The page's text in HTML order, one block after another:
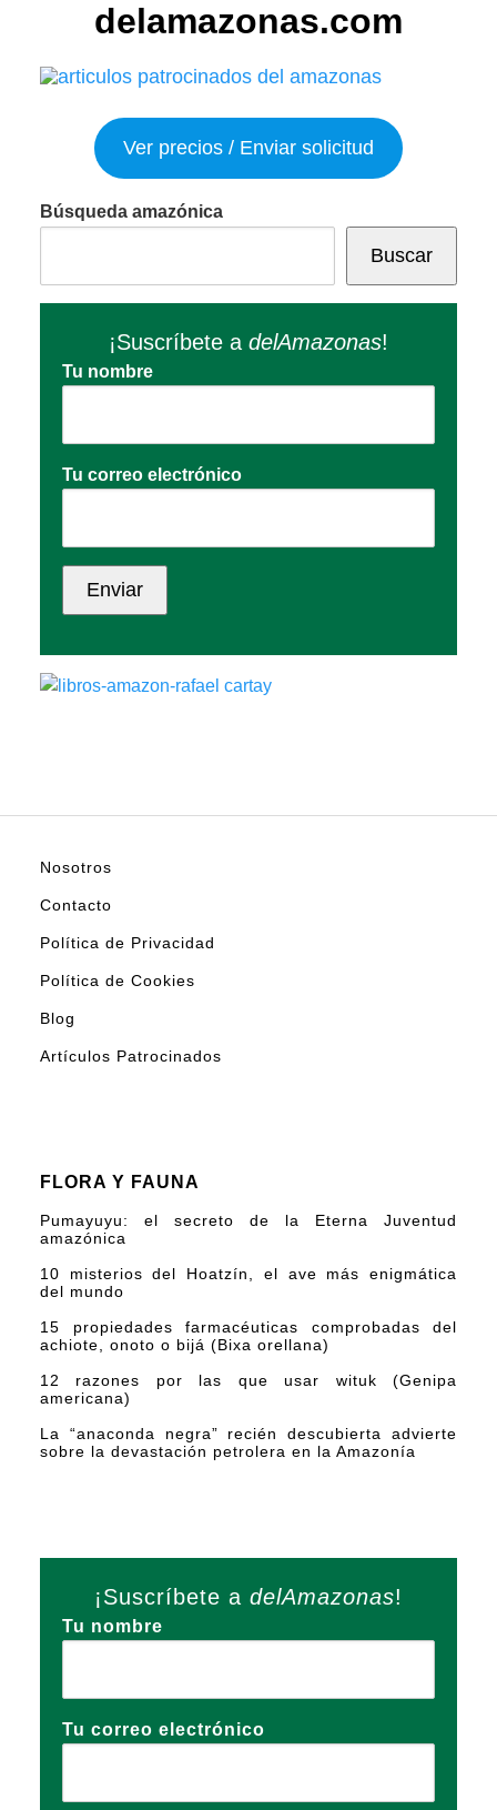
delamazonas.com
Ver precios / Enviar solicitud
Búsqueda amazónica
Buscar
¡Suscríbete a delAmazonas!
Tu nombre
Tu correo electrónico
Nosotros
Contacto
Política de Privacidad
Política de Cookies
Blog
Artículos Patrocinados
FLORA Y FAUNA
Pumayuyu: el secreto de la Eterna Juventud
amazónica
10 misterios del Hoatzín, el ave más enigmática
del mundo
15 propiedades farmacéuticas comprobadas del
achiote, onoto o bijá (Bixa orellana)
12 razones por las que usar wituk (Genipa
americana)
La “anaconda negra” recién descubierta advierte
sobre la devastación petrolera en la Amazonía
¡Suscríbete a delAmazonas!
Tu nombre
Tu correo electrónico